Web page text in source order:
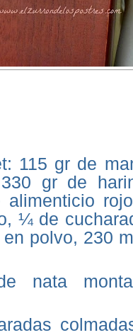
115 gr de
gr de
alimenticio
¼ de
polvo, 230
nata